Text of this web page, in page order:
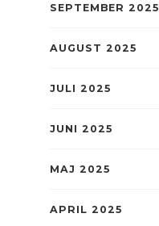
SEPTEMBER 2025
AUGUST 2025
JULI 2025
JUNI 2025
MAJ 2025
APRIL 2025